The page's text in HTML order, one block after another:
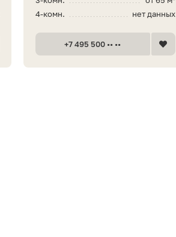
нет данных
4-комн.
+7 495 500 •• ••